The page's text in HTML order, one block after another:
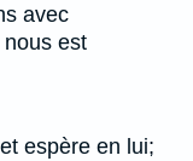
avec
est
espère en lui;